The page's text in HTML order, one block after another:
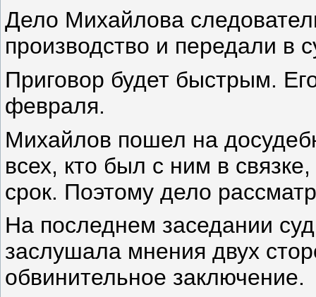
Дело Михайлова
производство и передали в
Приговор будет быстрым.
февраля.
Михайлов пошел на
всех, кто был с ним в
срок. Поэтому дело
На последнем заседании
заслушала мнения двух
обвинительное заключение.